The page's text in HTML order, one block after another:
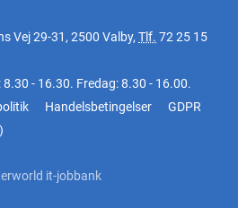
Vej 29-31, 2500 Valby, Tlf. 72 25 15
- 16.30. Fredag: 8.30 - 16.00.
Handelsbetingelser
GDPR
)